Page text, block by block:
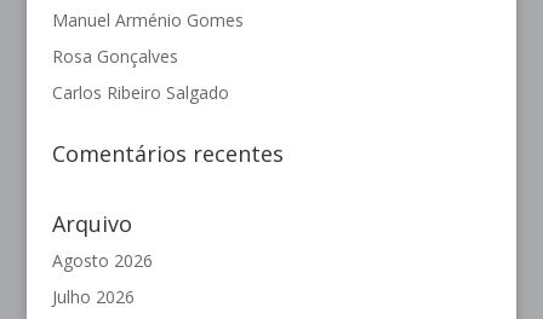
Manuel Arménio Gomes
Rosa Gonçalves
Carlos Ribeiro Salgado
Comentários recentes
Arquivo
Agosto 2026
Julho 2026